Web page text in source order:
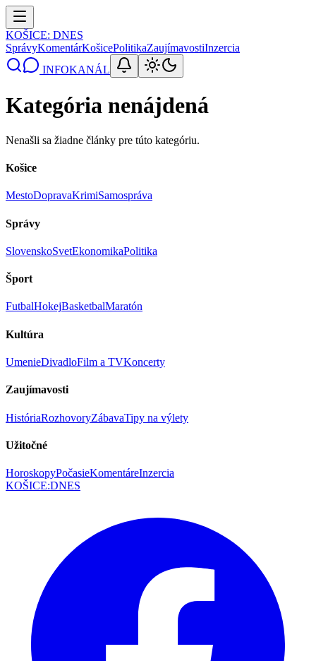
KOŠICE: DNES
SprávyKomentárKošicePolitikaZaujímavostiInzercia
INFOKANÁL
Kategória nenájdená
Nenašli sa žiadne články pre túto kategóriu.
Košice
MestoDopravaKrimiSamospráva
Správy
SlovenskoSvetEkonomikaPolitika
Šport
FutbalHokejBasketbalMaratón
Kultúra
UmenieDivadloFilm a TVKoncerty
Zaujímavosti
HistóriaRozhovoryZábavaTipy na výlety
Užitočné
HoroskopyPočasieKomentáreInzercia
KOŠICE:DNES